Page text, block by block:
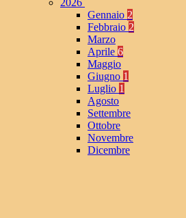
2026
Gennaio 2
Febbraio 2
Marzo
Aprile 6
Maggio
Giugno 1
Luglio 1
Agosto
Settembre
Ottobre
Novembre
Dicembre